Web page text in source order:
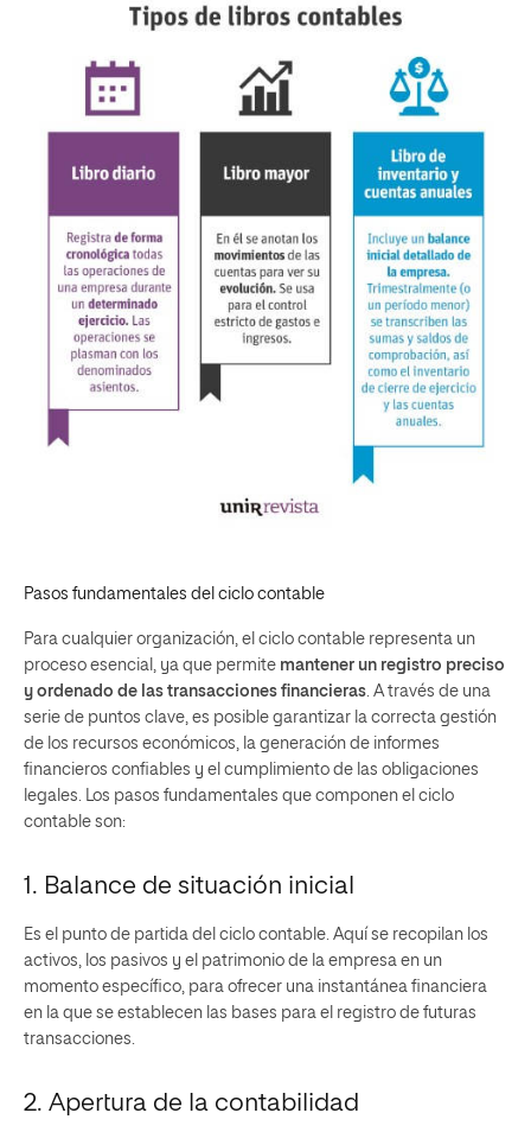
Pasos fundamentales del ciclo contable
Para cualquier organización, e l ciclo contable representa un
proceso esencial, ya que permite mantener un registro preciso
y ordenado de las transacciones financieras . A través de una
serie de puntos clave, es posible garantizar la correcta gestión
de los recursos económicos, la generación de informes
financieros confiables y el cumplimiento de las obligaciones
legales. Los pasos fundamentales que componen el ciclo
contable son:
1. Balance de situación inicial
Es el punto de partida del ciclo contable. Aquí se recopilan los
activos, los pasivos y el patrimonio de la empresa en un
momento específico, para ofrecer una instantánea financiera
en la que se establecen las bases para el registro de futuras
transacciones.
2. Apertura de la contabilidad